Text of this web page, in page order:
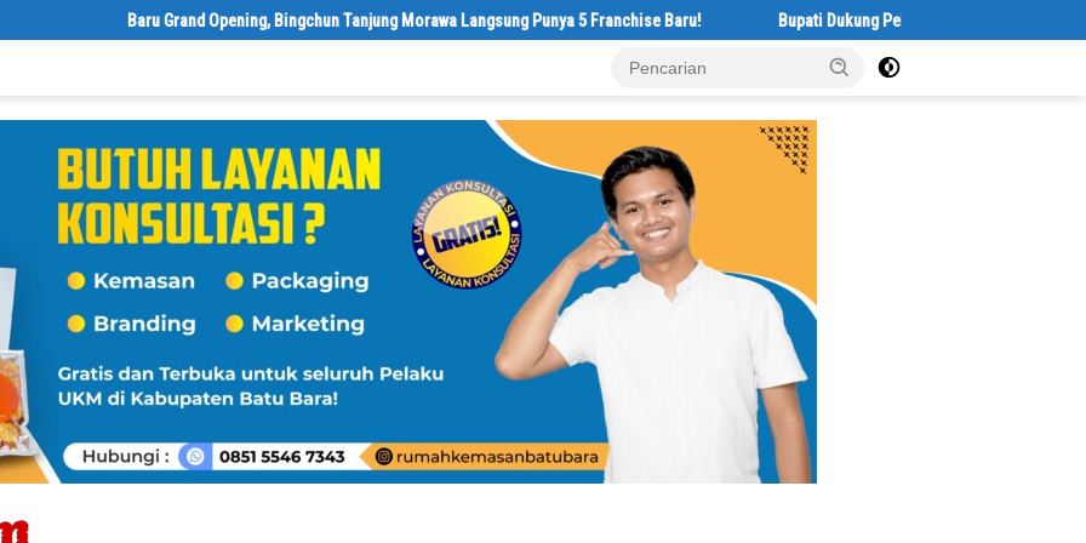
‎Baru Grand Opening, Bingchun Tanjung Morawa Langsung Punya 5 Franchise Baru! Bupati Dukung Pelestarian Budaya Melayu Melalui